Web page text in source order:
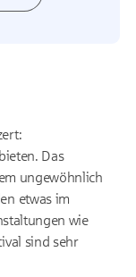
Das
ungewöhnlich
etwas im
wie
sind sehr